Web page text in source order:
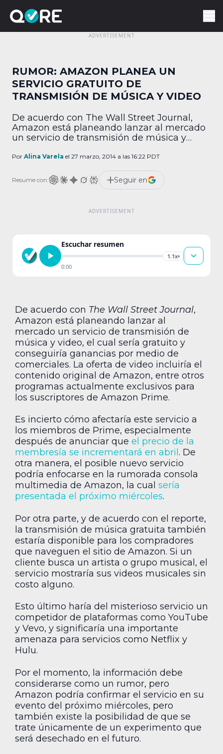
RUMOR: AMAZON PLANEA UN
SERVICIO GRATUITO DE
TRANSMISIÓN DE MÚSICA Y VIDEO
De acuerdo con The Wall Street Journal,
Amazon está planeando lanzar al mercado
un servicio de transmisión de música y
ganancias por medio de comerciales. La
original de Amazon, entre otros programas
actualmente exclusivos para los
Por Alina Varela el 27 marzo, 2014 a las 16:22 PDT
Resume con: Seguir en
Escuchar resumen
1.1x▾
0:00
De acuerdo con The Wall Street Journal,
Amazon está planeando lanzar al
mercado un servicio de transmisión de
música y video, el cual sería gratuito y
conseguiría ganancias por medio de
comerciales. La oferta de video incluiría el
contenido original de Amazon, entre otros
programas actualmente exclusivos para
los suscriptores de Amazon Prime.
Es incierto cómo afectaría este servicio a
los miembros de Prime, especialmente
después de anunciar que el precio de la
membresía se incrementará en abril . De
otra manera, el posible nuevo servicio
podría enfocarse en la rumorada consola
multimedia de Amazon, la cual sería
presentada el próximo miércoles.
Por otra parte, y de acuerdo con el reporte,
la transmisión de música gratuita también
estaría disponible para los compradores
que naveguen el sitio de Amazon. Si un
cliente busca un artista o grupo musical, el
servicio mostraría sus videos musicales sin
costo alguno.
Esto último haría del misterioso servicio un
competidor de plataformas como YouTube
y Vevo, y significaría una importante
amenaza para servicios como Netflix y
Hulu.
Por el momento, la información debe
considerarse como un rumor, pero
Amazon podría confirmar el servicio en su
evento del próximo miércoles, pero
también existe la posibilidad de que se
trate únicamente de un experimento que
será desechado en el futuro.